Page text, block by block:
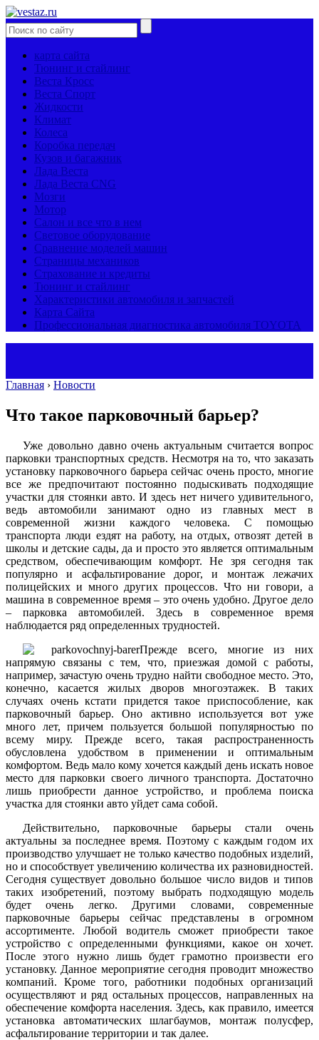
карта сайта
Тюнинг и стайлинг
Веста Кросс
Веста Спорт
Жидкости
Климат
Колеса
Коробка передач
Кузов и багажник
Лада Веста
Лада Веста CNG
Мозги
Мотор
Салон и все что в нем
Световое оборудование
Сравнение моделей машин
Страницы механиков
Страхование и кредиты
Тюнинг и стайлинг
Характеристики автомобиля и запчастей
Карта Сайта
Профессиональная диагностика автомобиля TOYOTA
Главная › Новости
Что такое парковочный барьер?
Уже довольно давно очень актуальным считается вопрос
парковки транспортных средств. Несмотря на то, что заказать
установку парковочного барьера сейчас очень просто, многие
все же предпочитают постоянно подыскивать подходящие
участки для стоянки авто. И здесь нет ничего удивительного,
ведь автомобили занимают одно из главных мест в
современной жизни каждого человека. С помощью
транспорта люди ездят на работу, на отдых, отвозят детей в
школы и детские сады, да и просто это является оптимальным
средством, обеспечивающим комфорт. Не зря сегодня так
популярно и асфальтирование дорог, и монтаж лежачих
полицейских и много других процессов. Что ни говори, а
машина в современное время – это очень удобно. Другое дело
– парковка автомобилей. Здесь в современное время
наблюдается ряд определенных трудностей.
Прежде всего, многие из них
напрямую связаны с тем, что, приезжая домой с работы,
например, зачастую очень трудно найти свободное место. Это,
конечно, касается жилых дворов многоэтажек. В таких
случаях очень кстати придется такое приспособление, как
парковочный барьер. Оно активно используется вот уже
много лет, причем пользуется большой популярностью по
всему миру. Прежде всего, такая распространенность
обусловлена удобством в применении и оптимальным
комфортом. Ведь мало кому хочется каждый день искать новое
место для парковки своего личного транспорта. Достаточно
лишь приобрести данное устройство, и проблема поиска
участка для стоянки авто уйдет сама собой.
Действительно, парковочные барьеры стали очень
актуальны за последнее время. Поэтому с каждым годом их
производство улучшает не только качество подобных изделий,
но и способствует увеличению количества их разновидностей.
Сегодня существует довольно большое число видов и типов
таких изобретений, поэтому выбрать подходящую модель
будет очень легко. Другими словами, современные
парковочные барьеры сейчас представлены в огромном
ассортименте. Любой водитель сможет приобрести такое
устройство с определенными функциями, какое он хочет.
После этого нужно лишь будет грамотно произвести его
установку. Данное мероприятие сегодня проводит множество
компаний. Кроме того, работники подобных организаций
осуществляют и ряд остальных процессов, направленных на
обеспечение комфорта населения. Здесь, как правило, имеется
установка автоматических шлагбаумов, монтаж полусфер,
асфальтирование территории и так далее.